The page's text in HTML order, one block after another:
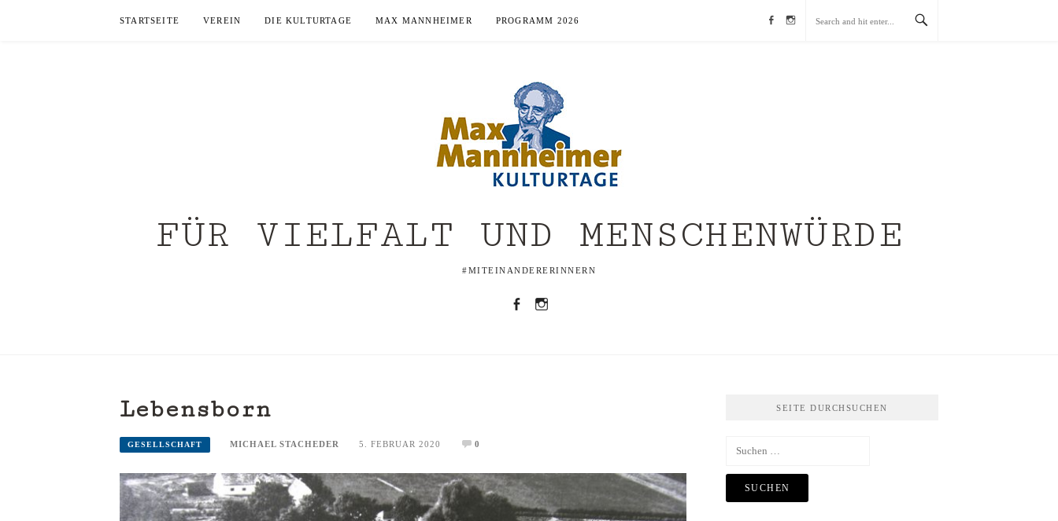
STARTSEITE VEREIN DIE KULTURTAGE MAX MANNHEIMER PROGRAMM 2026 Facebook
Instagramm
FÜR VIELFALT UND MENSCHENWÜRDE
#MITEINANDERERINNERN
Facebook
Lebensborn
GESELLSCHAFT MICHAEL STACHEDER 5. FEBRUAR 2020 0
SEITE DURCHSUCHEN
Suchen